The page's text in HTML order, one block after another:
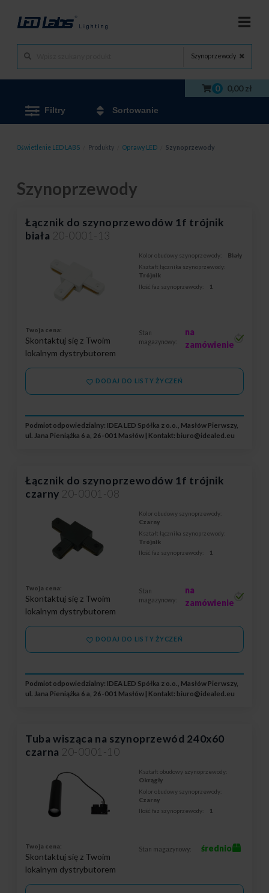
Szynoprzewody
0 0,00 zł
Filtry Sortowanie
Oświetlenie LED LABS Produkty Oprawy LED Szynoprzewody
Szynoprzewody
Łącznik do szynoprzewodów 1f trójnik
biała 20-0001-13
Kolor obudowy szynoprzewody:
Biały
Kształt łącznika szynoprzewody:
Trójnik
Ilość faz szynoprzewody:
1
Twoja cena:
Skontaktuj się z Twoim
lokalnym dystrybutorem
Stan
magazynowy:
na
zamówienie
DODAJ DO LISTY ŻYCZEŃ
Podmiot odpowiedzialny: IDEA LED Spółka z o.o., Masłów Pierwszy,
ul. Jana Pieniążka 6 a, 26-001 Masłów | Kontakt: biuro@idealed.eu
Łącznik do szynoprzewodów 1f trójnik
czarny 20-0001-08
Kolor obudowy szynoprzewody:
Czarny
Kształt łącznika szynoprzewody:
Trójnik
Ilość faz szynoprzewody:
1
Twoja cena:
Skontaktuj się z Twoim
lokalnym dystrybutorem
Stan
magazynowy:
na
zamówienie
DODAJ DO LISTY ŻYCZEŃ
Podmiot odpowiedzialny: IDEA LED Spółka z o.o., Masłów Pierwszy,
ul. Jana Pieniążka 6 a, 26-001 Masłów | Kontakt: biuro@idealed.eu
Tuba wisząca na szynoprzewód 240x60
czarna 20-0001-10
Kształt obudowy szynoprzewody:
Okrągły
Kolor obudowy szynoprzewody:
Czarny
Ilość faz szynoprzewody:
1
Twoja cena:
Skontaktuj się z Twoim
lokalnym dystrybutorem
Stan magazynowy: średnio